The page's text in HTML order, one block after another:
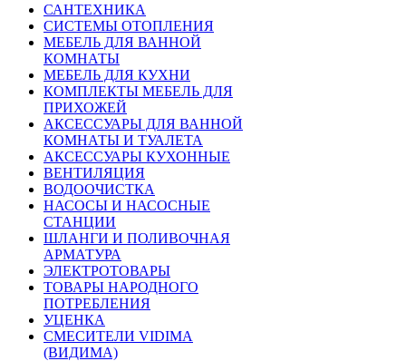
САНТЕХНИКА
СИСТЕМЫ ОТОПЛЕНИЯ
МЕБЕЛЬ ДЛЯ ВАННОЙ
КОМНАТЫ
МЕБЕЛЬ ДЛЯ КУХНИ
КОМПЛЕКТЫ МЕБЕЛЬ ДЛЯ
ПРИХОЖЕЙ
АКСЕССУАРЫ ДЛЯ ВАННОЙ
КОМНАТЫ И ТУАЛЕТА
АКСЕССУАРЫ КУХОННЫЕ
ВЕНТИЛЯЦИЯ
ВОДООЧИСТКА
НАСОСЫ И НАСОСНЫЕ
СТАНЦИИ
ШЛАНГИ И ПОЛИВОЧНАЯ
АРМАТУРА
ЭЛЕКТРОТОВАРЫ
ТОВАРЫ НАРОДНОГО
ПОТРЕБЛЕНИЯ
УЦЕНКА
СМЕСИТЕЛИ VIDIMA
(ВИДИМА)